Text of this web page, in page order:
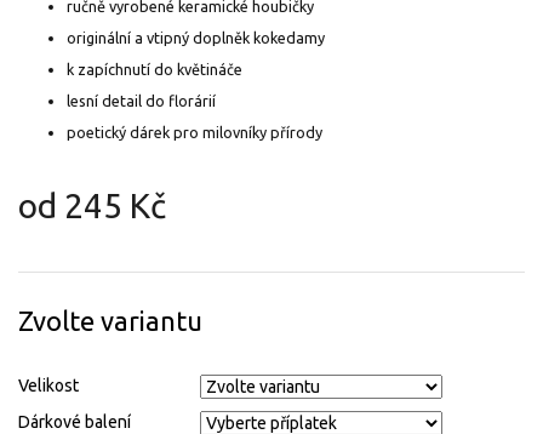
od 245 Kč
cena:
Zvolte variantu
Velikost
Dárkové balení
ručně vyrobené keramické houbičky
originální a vtipný doplněk kokedamy
k zapíchnutí do květináče
lesní detail do florárií
poetický dárek pro milovníky přírody